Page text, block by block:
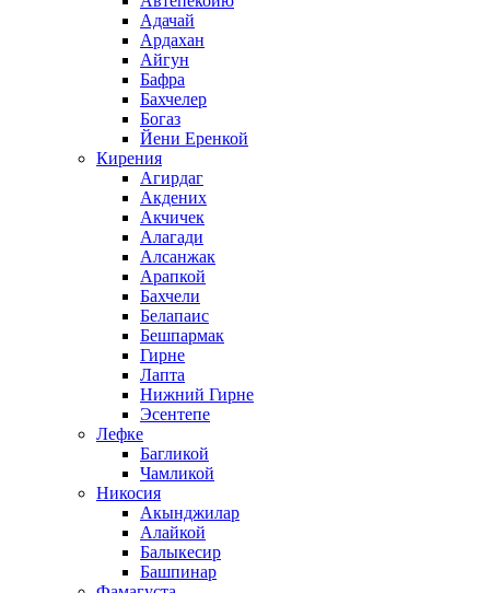
Адачай
Ардахан
Айгун
Бафра
Бахчелер
Богаз
Йени Еренкой
Кирения
Агирдаг
Акдених
Акчичек
Алагади
Алсанжак
Арапкой
Бахчели
Белапаис
Бешпармак
Гирне
Лапта
Нижний Гирне
Эсентепе
Лефке
Багликой
Чамликой
Никосия
Акынджилар
Алайкой
Балыкесир
Башпинар